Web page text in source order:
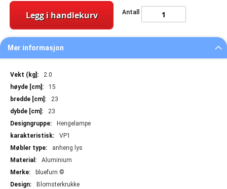
Antall
Legg i handlekurv
Mer informasjon
Mer
informasjon
2.0
15
23
23
Hengelampe
VP1
anheng lys
Aluminium
bluefurn ©
Blomsterkrukke